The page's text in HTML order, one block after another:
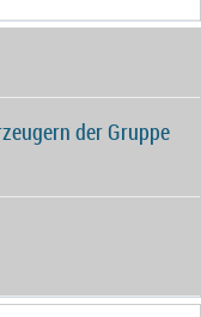
der Gruppe